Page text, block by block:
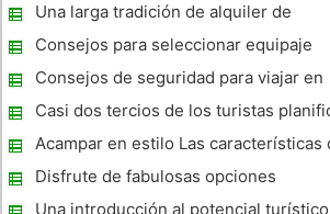
cerca de Helmsley, Kirkbymoorside,
mejore
Una larga tradición de alquiler de
Apartamento en Spb - Apartamentos
Petersburgo
Consejos para seleccionar equipaje
Consejos de seguridad para viajar en
Filipinas
Casi dos tercios de los turistas
con anticipación para aprovechar al
el aeropuerto comercial
Acampar en estilo Las características
lujo francés
Disfrute de fabulosas opciones
gastronómicas en Rarotonga
Una introducción al potencial